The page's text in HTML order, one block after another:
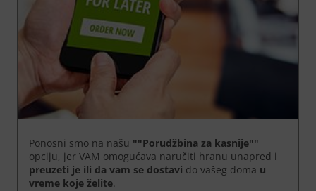
Ponosni smo na našu ""Porudžbina za kasnije""
opciju, jer VAM omogućava naručiti hranu unapred i
preuzeti je ili da vam se dostavi do vašeg doma u
vreme koje želite.